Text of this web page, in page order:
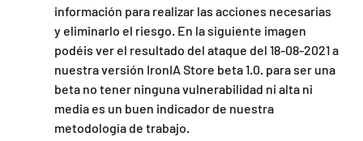
información para realizar las acciones necesarias
y eliminarlo el riesgo. En la siguiente imagen
podéis ver el resultado del ataque del 18-08-2021 a
nuestra versión IronIA Store beta 1.0. para ser una
beta no tener ninguna vulnerabilidad ni alta ni
media es un buen indicador de nuestra
metodología de trabajo.